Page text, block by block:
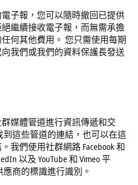
子報，您可以隨時撤回已提供
繼續接收電子報，而無需承擔
何其他費用。 您只需使用每期
我們或我們的資料保護長發送
媒體管道進行資訊傳遞和交
這些管道的連結，也可以在這
我們使用社群網路 Facebook 和
以及 YouTube 和 Vimeo 平
商的標識進行識別。